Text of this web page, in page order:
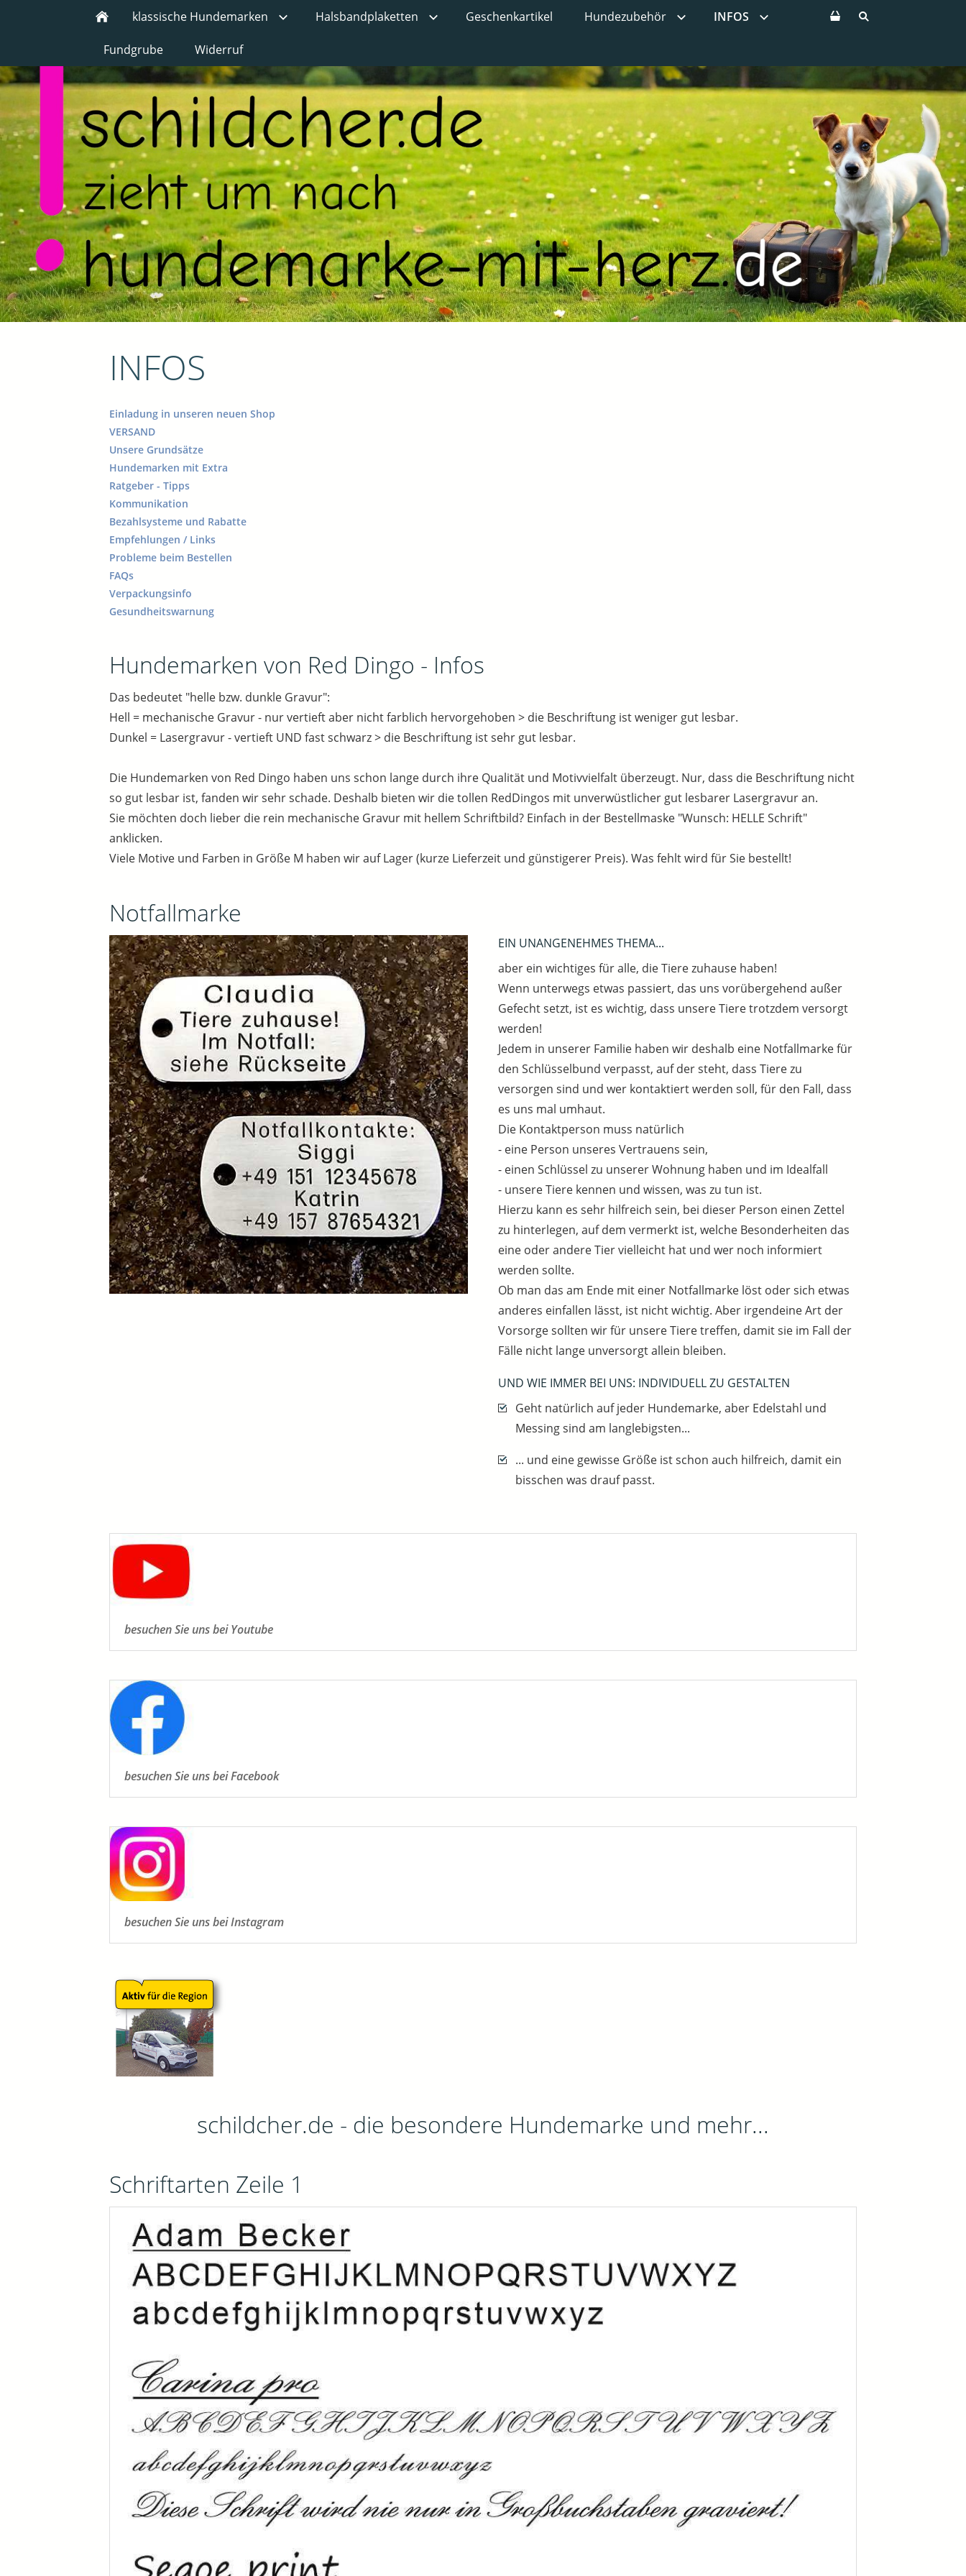
klassische Hundemarken Halsbandplaketten Geschenkartikel Hundezubehör INFOS
Fundgrube Widerruf
INFOS
Einladung in unseren neuen Shop
VERSAND
Unsere Grundsätze
Hundemarken mit Extra
Ratgeber - Tipps
Kommunikation
Bezahlsysteme und Rabatte
Empfehlungen / Links
Probleme beim Bestellen
FAQs
Verpackungsinfo
Gesundheitswarnung
Hundemarken von Red Dingo - Infos
Das bedeutet "helle bzw. dunkle Gravur":
Hell = mechanische Gravur - nur vertieft aber nicht farblich hervorgehoben > die Beschriftung ist weniger gut lesbar.
Dunkel = Lasergravur - vertieft UND fast schwarz > die Beschriftung ist sehr gut lesbar.
Die Hundemarken von Red Dingo haben uns schon lange durch ihre Qualität und Motivvielfalt überzeugt. Nur, dass die Beschriftung nicht
so gut lesbar ist, fanden wir sehr schade. Deshalb bieten wir die tollen RedDingos mit unverwüstlicher gut lesbarer Lasergravur an.
Sie möchten doch lieber die rein mechanische Gravur mit hellem Schriftbild? Einfach in der Bestellmaske "Wunsch: HELLE Schrift"
anklicken.
Viele Motive und Farben in Größe M haben wir auf Lager (kurze Lieferzeit und günstigerer Preis). Was fehlt wird für Sie bestellt!
Notfallmarke
EIN UNANGENEHMES THEMA...
aber ein wichtiges für alle, die Tiere zuhause haben!
Wenn unterwegs etwas passiert, das uns vorübergehend außer
Gefecht setzt, ist es wichtig, dass unsere Tiere trotzdem versorgt
werden!
Jedem in unserer Familie haben wir deshalb eine Notfallmarke für
den Schlüsselbund verpasst, auf der steht, dass Tiere zu
versorgen sind und wer kontaktiert werden soll, für den Fall, dass
es uns mal umhaut.
Die Kontaktperson muss natürlich
- eine Person unseres Vertrauens sein,
- einen Schlüssel zu unserer Wohnung haben und im Idealfall
- unsere Tiere kennen und wissen, was zu tun ist.
Hierzu kann es sehr hilfreich sein, bei dieser Person einen Zettel
zu hinterlegen, auf dem vermerkt ist, welche Besonderheiten das
eine oder andere Tier vielleicht hat und wer noch informiert
werden sollte.
Ob man das am Ende mit einer Notfallmarke löst oder sich etwas
anderes einfallen lässt, ist nicht wichtig. Aber irgendeine Art der
Vorsorge sollten wir für unsere Tiere treffen, damit sie im Fall der
Fälle nicht lange unversorgt allein bleiben.
UND WIE IMMER BEI UNS: INDIVIDUELL ZU GESTALTEN
Geht natürlich auf jeder Hundemarke, aber Edelstahl und
Messing sind am langlebigsten...
... und eine gewisse Größe ist schon auch hilfreich, damit ein
bisschen was drauf passt.
besuchen Sie uns bei Youtube
besuchen Sie uns bei Facebook
besuchen Sie uns bei Instagram
schildcher.de - die besondere Hundemarke und mehr...
Schriftarten Zeile 1